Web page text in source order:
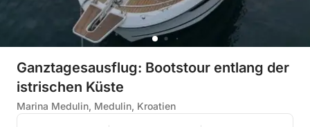
Ganztagesausflug: Bootstour entlang der
istrischen Küste
Marina Medulin, Medulin, Kroatien